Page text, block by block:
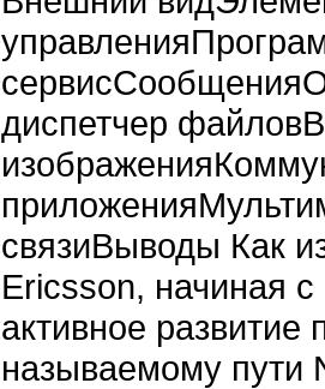
диспетчер
связиВыводы Как
Ericsson, начиная
активное развитие
называемому пути